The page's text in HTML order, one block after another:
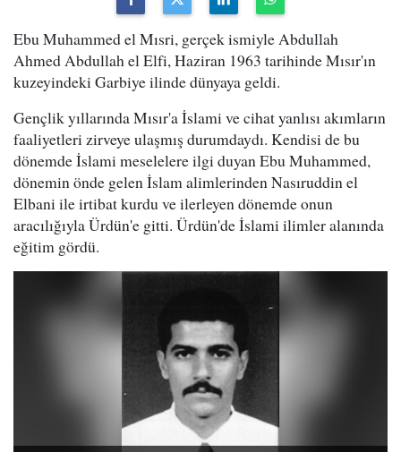
Ebu Muhammed el Mısri, gerçek ismiyle Abdullah
Ahmed Abdullah el Elfi, Haziran 1963 tarihinde Mısır'ın
kuzeyindeki Garbiye ilinde dünyaya geldi.
Gençlik yıllarında Mısır'a İslami ve cihat yanlısı akımların
faaliyetleri zirveye ulaşmış durumdaydı. Kendisi de bu
dönemde İslami meselelere ilgi duyan Ebu Muhammed,
dönemin önde gelen İslam alimlerinden Nasıruddin el
Elbani ile irtibat kurdu ve ilerleyen dönemde onun
aracılığıyla Ürdün'e gitti. Ürdün'de İslami ilimler alanında
eğitim gördü.